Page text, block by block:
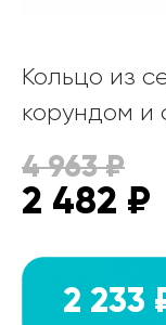
Кольцо из
корундом и
4 963₽
2 482 ₽
2 233